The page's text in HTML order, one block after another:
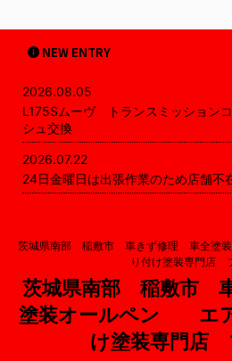
NEW ENTRY
2026.08.05
L175Sムーヴ トランスミッション
シュ交換
2026.07.22
24日金曜日は出張作業のため店舗不
茨城県南部 稲敷市 車きず修理 車全塗
り付け塗装専門店
茨城県南部 稲敷市
塗装オールペン エ
け塗装専門店